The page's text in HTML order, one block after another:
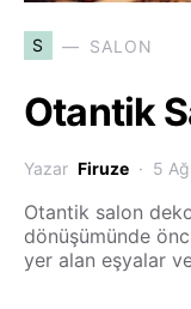
S SALON
Otantik
Yazar Firuze 5
Otantik salon
dönüşümünde
yer alan eşyalar